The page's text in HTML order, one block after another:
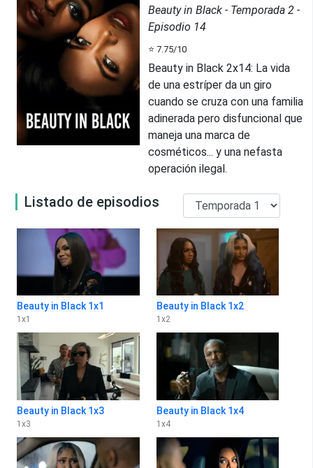
Beauty in Black - Temporada 2 -
Episodio 14
⭐ 7.75/10
Beauty in Black 2x14: La vida
de una estríper da un giro
cuando se cruza con una familia
adinerada pero disfuncional que
maneja una marca de
cosméticos... y una nefasta
operación ilegal.
Listado de episodios
Beauty in Black 1x1
1 x1
Beauty in Black 1x2
1 x2
Beauty in Black 1x3
1 x3
Beauty in Black 1x4
1 x4